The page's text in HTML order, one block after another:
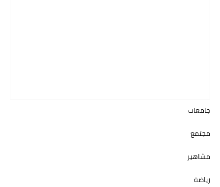
جامعات
مجتمع
مشاهير
رياضة